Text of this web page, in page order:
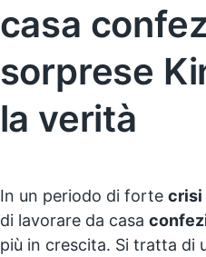
casa
sorprese
la verità
In un periodo di forte crisi
di lavorare da casa
più in crescita. Si tratta di